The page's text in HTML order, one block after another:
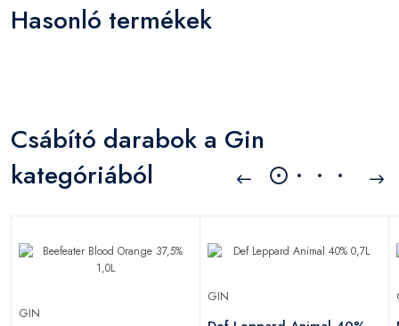
Hasonló termékek
Csábító darabok a Gin
kategóriából
GIN
GIN